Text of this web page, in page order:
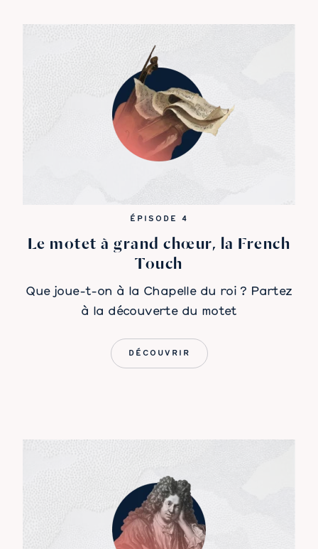
ÉPISODE 4
Le motet à grand chœur, la French
Touch
Que joue-t-on à la Chapelle du roi ? Partez
à la découverte du motet
DÉCOUVRIR